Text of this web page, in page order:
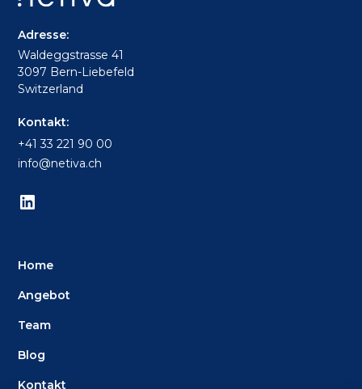
Adresse:
Waldeggstrasse 41
3097 Bern-Liebefeld
Switzerland
Kontakt:
+41 33 221 90 00
info@netiva.ch
Home
Angebot
Team
Blog
Kontakt